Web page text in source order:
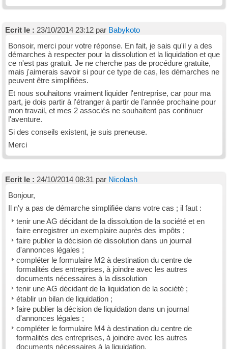
Ecrit le : 23/10/2014 23:12 par Babykoto
Bonsoir, merci pour votre réponse. En fait, je sais qu'il y a des
démarches à respecter pour la dissolution et la liquidation et que
ce n'est pas gratuit. Je ne cherche pas de procédure gratuite,
mais j'aimerais savoir si pour ce type de cas, les démarches ne
peuvent être simplifiées.
Et nous souhaitons vraiment liquider l'entreprise, car pour ma
part, je dois partir à l'étranger à partir de l'année prochaine pour
mon travail, et mes 2 associés ne souhaitent pas continuer
l'aventure.
Si des conseils existent, je suis preneuse.
Merci
Ecrit le : 24/10/2014 08:31 par Nicolash
Bonjour,
Il n'y a pas de démarche simplifiée dans votre cas ; il faut :
tenir une AG décidant de la dissolution de la société et en
faire enregistrer un exemplaire auprès des impôts ;
faire publier la décision de dissolution dans un journal
d'annonces légales ;
compléter le formulaire M2 à destination du centre de
formalités des entreprises, à joindre avec les autres
documents nécessaires à la dissolution
tenir une AG décidant de la liquidation de la société ;
établir un bilan de liquidation ;
faire publier la décision de liquidation dans un journal
d'annonces légales ;
compléter le formulaire M4 à destination du centre de
formalités des entreprises, à joindre avec les autres
documents nécessaires à la liquidation.